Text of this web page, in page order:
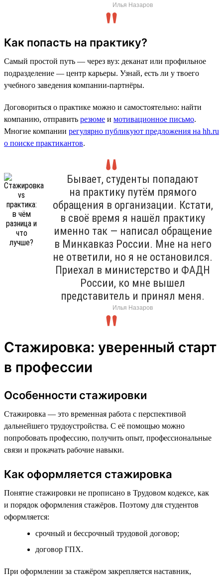
Илья Назаров
Как попасть на практику?
Самый простой путь — через вуз: деканат или профильное
подразделение — центр карьеры. Узнай, есть ли у твоего
учебного заведения компании-партнёры.
Договориться о практике можно и самостоятельно: найти
компанию, отправить резюме и мотивационное письмо.
Многие компании регулярно публикуют предложения на hh.ru
о поиске практикантов.
Бывает, студенты попадают
на практику путём прямого
обращения в организации. Кстати,
в своё время я нашёл практику
именно так — написал обращение
в Минкавказ России. Мне на него
не ответили, но я не остановился.
Приехал в министерство и ФАДН
России, ко мне вышел
представитель и принял меня.
Илья Назаров
Стажировка: уверенный старт
в профессии
Особенности стажировки
Стажировка — это временная работа с перспективой
дальнейшего трудоустройства. С её помощью можно
попробовать профессию, получить опыт, профессиональные
связи и прокачать рабочие навыки.
Как оформляется стажировка
Понятие стажировки не прописано в Трудовом кодексе, как
и порядок оформления стажёров. Поэтому для студентов
оформляется:
срочный и бессрочный трудовой договор;
договор ГПХ.
При оформлении за стажёром закрепляется наставник,